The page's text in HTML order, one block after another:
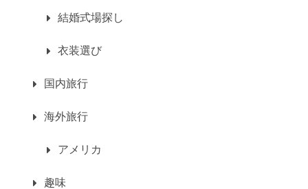
結婚式場探し
衣装選び
国内旅行
海外旅行
アメリカ
趣味